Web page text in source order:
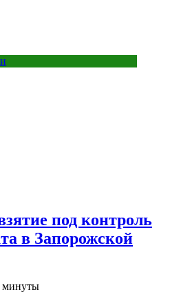
под контроль
в Запорожской
минуты